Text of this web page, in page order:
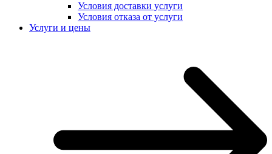
Условия доставки услуги
Условия отказа от услуги
Услуги и цены